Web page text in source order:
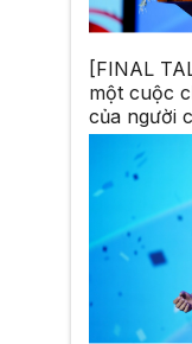
[FINAL
một cuộc
của người